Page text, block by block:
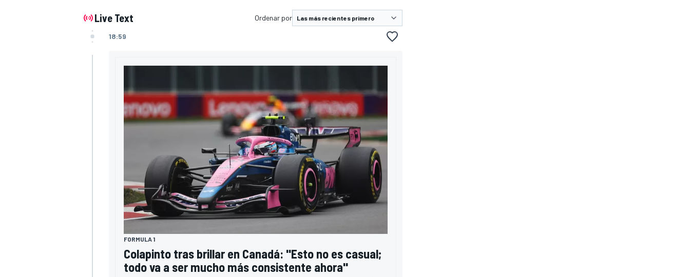
Live Text Ordenar por
18:59
FORMULA 1
Colapinto tras brillar en Canadá: "Esto no es casual;
todo va a ser mucho más consistente ahora"